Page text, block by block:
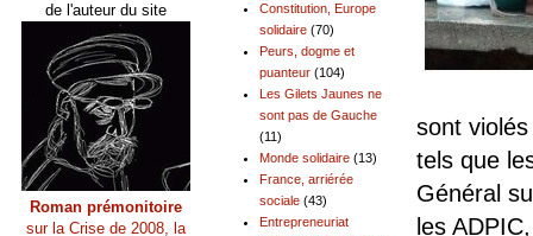
sont
tels que
Général
les
Constitution, Europe
solidaire (70)
Peurs, dogme et
puanteur (104)
Les Gilets Jaunes ne
sont pas de Gauche
(11)
Monde solidaire (13)
France, arriérée
sociale (43)
Entrepreneuriat
de l'auteur du site
Roman prémonitoire
sur la Crise de 2008, la